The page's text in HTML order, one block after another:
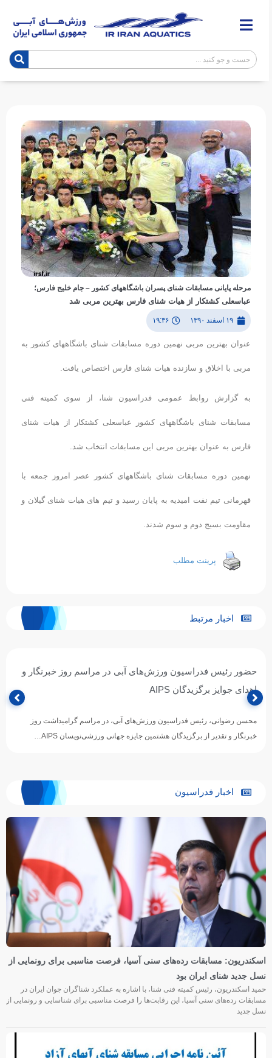
مرحله پایانی مسابقات شنای پسران باشگاههای کشور – جام خلیج فارس؛
عباسعلی کشتکار از هیات شنای فارس بهترین مربی شد
۱۹ اسفند ۱۳۹۰ ۱۹:۳۶
عنوان بهترین مربی نهمین دوره مسابقات شنای باشگاههای کشور به
مربی با اخلاق و سازنده هیات شنای فارس اختصاص یافت.
به گزارش روابط عمومی فدراسیون شنا، از سوی کمیته فنی
مسابقات شنای باشگاههای کشور عباسعلی کشتکار از هیات شنای
فارس به عنوان بهترین مربی این مسابقات انتخاب شد.
نهمین دوره مسابقات شنای باشگاههای کشور عصر امروز جمعه با
قهرمانی تیم نفت امیدیه به پایان رسید و تیم های هیات شنای گیلان و
مقاومت بسیج دوم و سوم شدند.
پرینت مطلب
اخبار مرتبط
حضور رئیس فدراسیون ورزش‌های آبی در مراسم روز خبرنگار و
اهدای جوایز برگزیدگان AIPS
محسن رضوانی، رئیس فدراسیون ورزش‌های آبی، در مراسم گرامیداشت روز
خبرنگار و تقدیر از برگزیدگان هشتمین جایزه جهانی ورزشی‌نویسان AIPS…
اخبار فدراسیون
اسکندریون: مسابقات رده‌های سنی آسیا، فرصت مناسبی برای رونمایی از
نسل جدید شنای ایران بود
حمید اسکندریون، رئیس کمیته فنی شنا، با اشاره به عملکرد شناگران جوان ایران در
مسابقات رده‌های سنی آسیا، این رقابت‌ها را فرصت مناسبی برای شناسایی و رونمایی از
نسل جدید